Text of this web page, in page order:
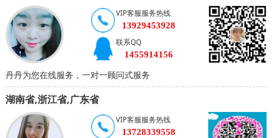
VIP客服服务热线
13929453928
联系QQ
1455914156
丹丹为您在线服务，一对一顾问式服务
湖南省,浙江省,广东省
VIP客服服务热线
13728339558